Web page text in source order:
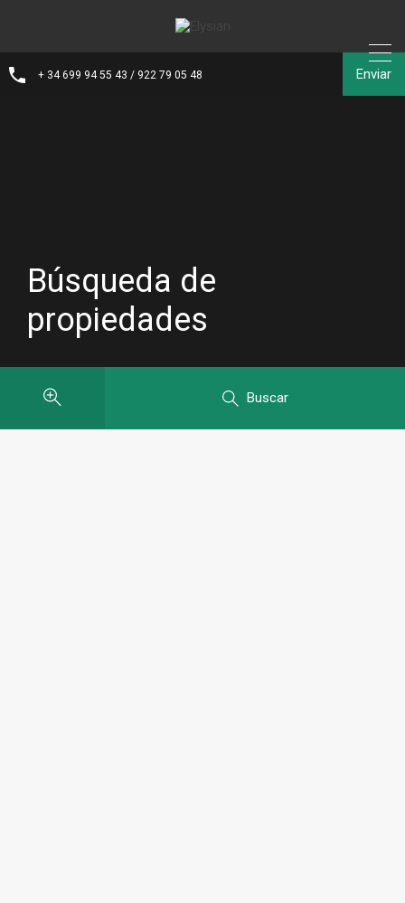
+ 34 699 94 55 43 / 922 79 05 48 Enviar
Búsqueda de
propiedades
Buscar